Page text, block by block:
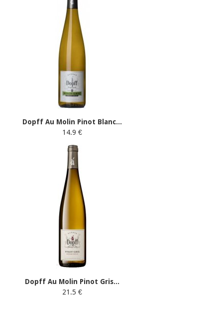
Dopff Au Molin Pinot Blanc...
14.9 €
Dopff Au Molin Pinot Gris...
21.5 €